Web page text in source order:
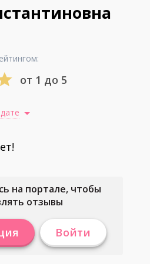
от 1 до 5
на портале, чтобы
отзывы
Войти